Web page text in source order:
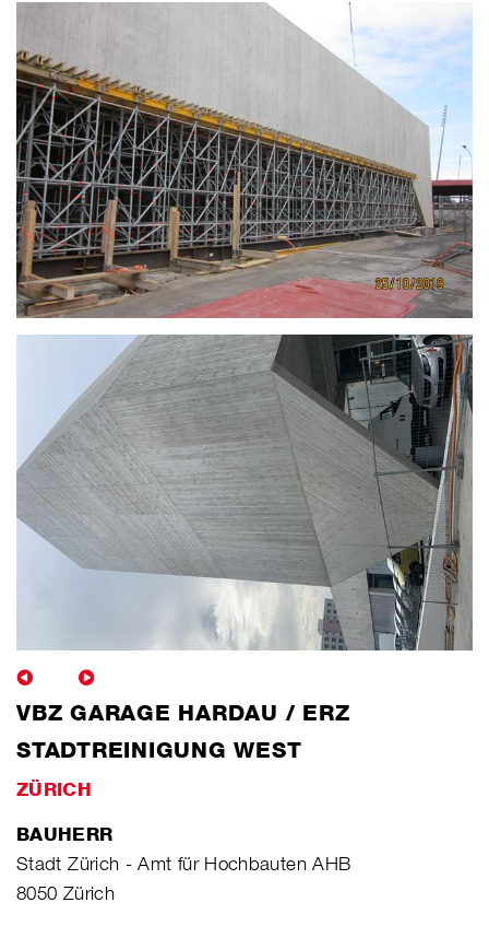
VBZ GARAGE HARDAU / ERZ
STADTREINIGUNG WEST
ZÜRICH
BAUHERR
Stadt Zürich - Amt für Hochbauten AHB
8050 Zürich